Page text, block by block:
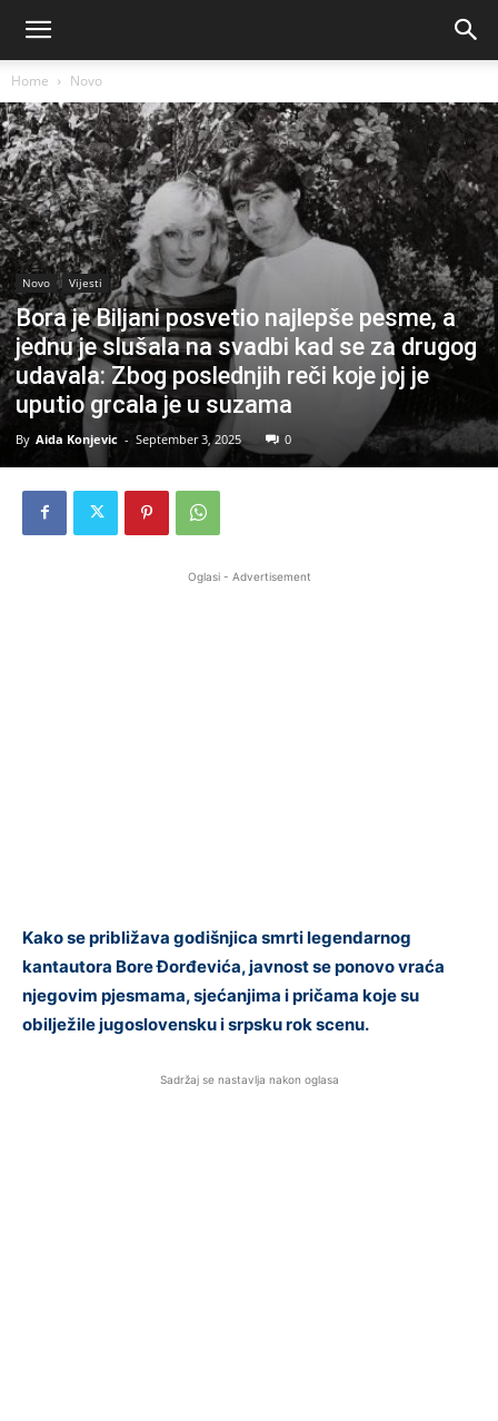
Home Novo
Novo Vijesti
Bora je Biljani posvetio najlepše pesme, a
jednu je slušala na svadbi kad se za drugog
udavala: Zbog poslednjih reči koje joj je
uputio grcala je u suzama
By Aida Konjevic - September 3, 2025 0
Oglasi - Advertisement
Kako se približava godišnjica smrti legendarnog
kantautora Bore Đorđevića, javnost se ponovo vraća
njegovim pjesmama, sjećanjima i pričama koje su
obilježile jugoslovensku i srpsku rok scenu.
Sadržaj se nastavlja nakon oglasa